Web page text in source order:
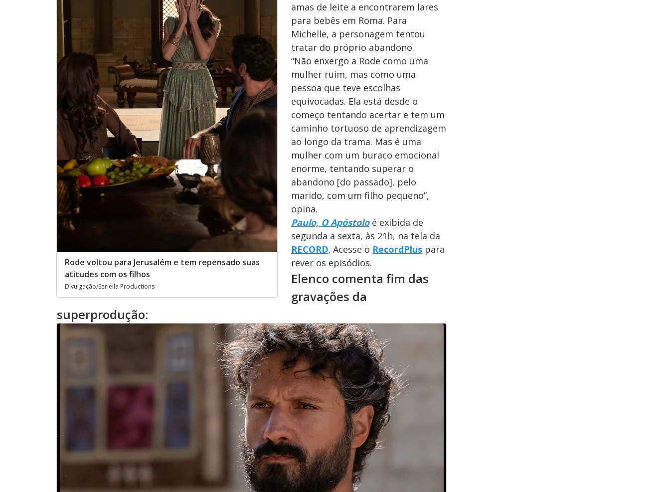
Rode voltou para Jerusalém e tem repensado suas
atitudes com os filhos
Divulgação/Seriella Productions
amas de leite a encontrarem lares
para bebês em Roma. Para
Michelle, a personagem tentou
tratar do próprio abandono.
“Não enxergo a Rode como uma
mulher ruim, mas como uma
pessoa que teve escolhas
equivocadas. Ela está desde o
começo tentando acertar e tem um
caminho tortuoso de aprendizagem
ao longo da trama. Mas é uma
mulher com um buraco emocional
enorme, tentando superar o
abandono [do passado], pelo
marido, com um filho pequeno”,
opina.
Paulo, O Apóstoloé exibida de
segunda a sexta, às 21h, na tela da
RECORD. Acesse o RecordPlus para
rever os episódios.
Elenco comenta fim das
gravações da
superprodução: